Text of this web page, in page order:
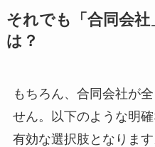
それでも「合同会
は？
もちろん、合同会社が
せん。以下のような明
有効な選択肢となります